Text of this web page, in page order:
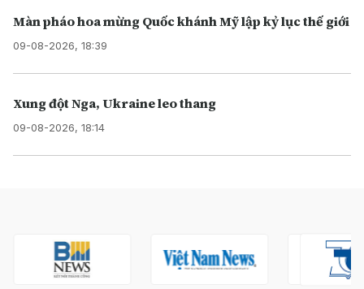
Màn pháo hoa mừng Quốc khánh Mỹ lập kỷ lục thế giới
09-08-2026, 18:39
Xung đột Nga, Ukraine leo thang
09-08-2026, 18:14